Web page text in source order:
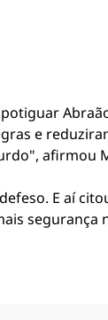
e
afirmou
E aí
segurança